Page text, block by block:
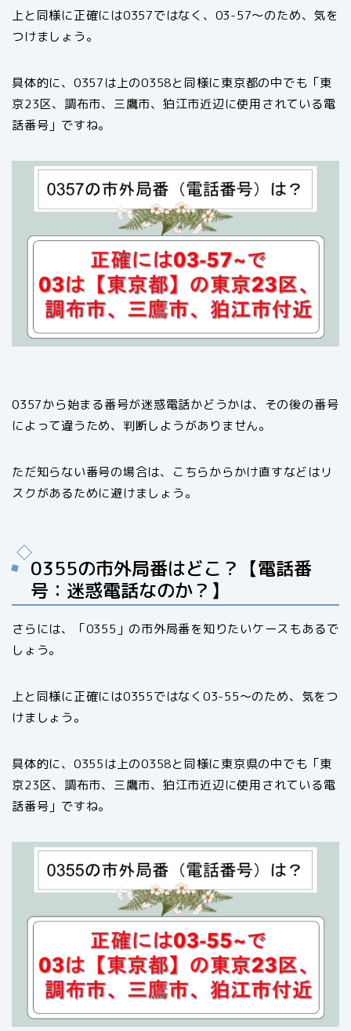
上と同様に正確には0357ではなく、03-57〜のため、気を
つけましょう。
具体的に、0357は上の0358と同様に東京都の中でも「東
京23区、調布市、三鷹市、狛江市近辺に使用されている電
話番号」ですね。
0357から始まる番号が迷惑電話かどうかは、その後の番号
によって違うため、判断しようがありません。
ただ知らない番号の場合は、こちらからかけ直すなどはリ
スクがあるために避けましょう。
0355の市外局番はどこ？【電話番
号：迷惑電話なのか？】
さらには、「0355」の市外局番を知りたいケースもあるで
しょう。
上と同様に正確には0355ではなく03-55〜のため、気をつ
けましょう。
具体的に、0355は上の0358と同様に東京県の中でも「東
京23区、調布市、三鷹市、狛江市近辺に使用されている電
話番号」ですね。